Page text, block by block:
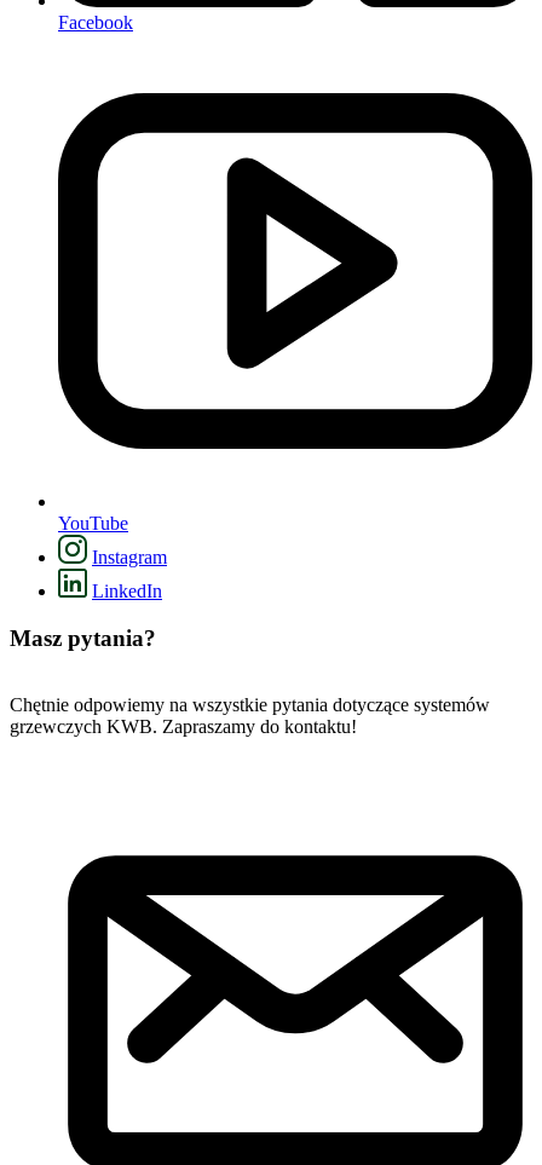
Facebook
YouTube
Instagram
LinkedIn
Masz pytania?
Chętnie odpowiemy na wszystkie pytania dotyczące systemów
grzewczych KWB. Zapraszamy do kontaktu!